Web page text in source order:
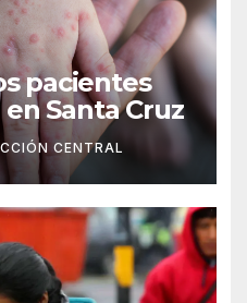
pacientes
Santa Cruz
CENTRAL